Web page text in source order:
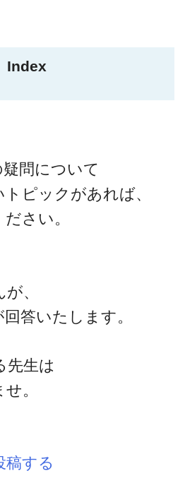
Index
問について
ピックがあれば、
さい。
、
答いたします。
先生は
。
稿する